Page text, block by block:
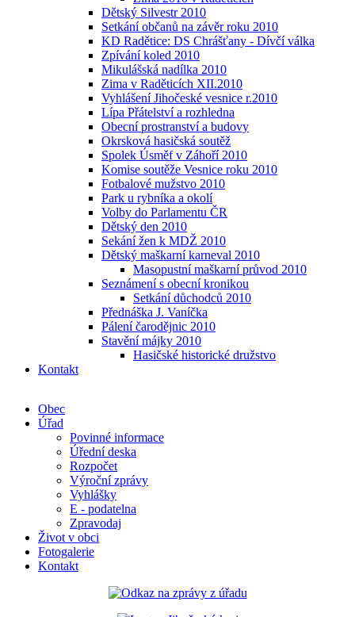
Dětský Silvestr 2010
Setkání občanů na závěr roku 2010
KD Radětice: DS Chrášťany - Dívčí válka
Zpívání koled 2010
Mikulášská nadílka 2010
Zima v Raděticích XII.2010
Vyhlášení Jihočeské vesnice r.2010
Lípa Přátelství a rozhledna
Obecní prostranství a budovy
Okrsková hasičská soutěž
Spolek Úsměf v Záhoří 2010
Komise soutěže Vesnice roku 2010
Fotbalové mužstvo 2010
Park u rybníka a okolí
Volby do Parlamentu ČR
Dětský den 2010
Sekání žen k MDŽ 2010
Dětský maškarní karneval 2010
Masopustní maškarní průvod 2010
Seznámení s obecní kronikou
Setkání důchodců 2010
Přednáška J. Vaníčka
Pálení čarodějnic 2010
Stavění májky 2010
Hasičské historické družstvo
Kontakt
Obec
Úřad
Povinné informace
Úřední deska
Rozpočet
Výroční zprávy
Vyhlášky
E - podatelna
Zpravodaj
Život v obci
Fotogalerie
Kontakt